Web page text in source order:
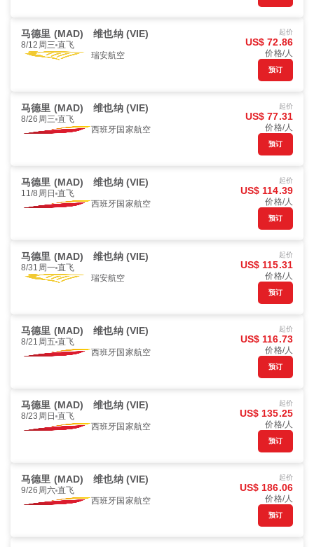
马德里 (MAD) 维也纳 (VIE)
8/12周三 直飞
瑞安航空
起价
US$ 72.86
价格/人
预订
马德里 (MAD) 维也纳 (VIE)
8/26周三 直飞
西班牙国家航空
起价
US$ 77.31
价格/人
预订
马德里 (MAD) 维也纳 (VIE)
11/8周日 直飞
西班牙国家航空
起价
US$ 114.39
价格/人
预订
马德里 (MAD) 维也纳 (VIE)
8/31周一 直飞
瑞安航空
起价
US$ 115.31
价格/人
预订
马德里 (MAD) 维也纳 (VIE)
8/21周五 直飞
西班牙国家航空
起价
US$ 116.73
价格/人
预订
马德里 (MAD) 维也纳 (VIE)
8/23周日 直飞
西班牙国家航空
起价
US$ 135.25
价格/人
预订
马德里 (MAD) 维也纳 (VIE)
9/26周六 直飞
西班牙国家航空
起价
US$ 186.06
价格/人
预订